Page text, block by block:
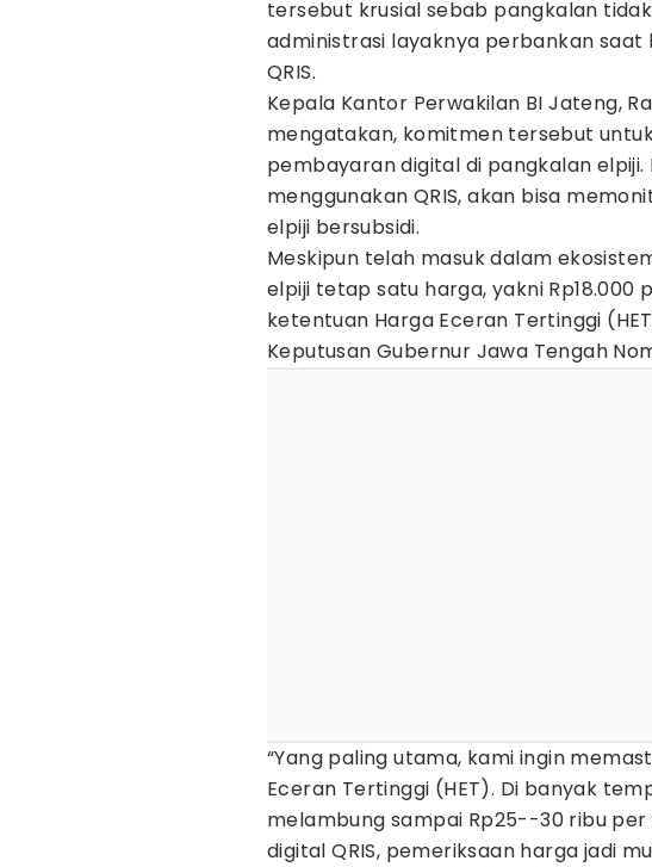
tersebut krusial sebab pangkalan
administrasi layaknya perbankan
QRIS.
Kepala Kantor Perwakilan BI Jateng,
mengatakan, komitmen tersebut
pembayaran digital di pangkalan
menggunakan QRIS, akan bisa
elpiji bersubsidi.
Meskipun telah masuk dalam
elpiji tetap satu harga, yakni Rp18.000
ketentuan Harga Eceran Tertinggi
Keputusan Gubernur Jawa Tengah
“Yang paling utama, kami ingin
Eceran Tertinggi (HET). Di banyak
melambung sampai Rp25--30 ribu
digital QRIS, pemeriksaan harga jadi